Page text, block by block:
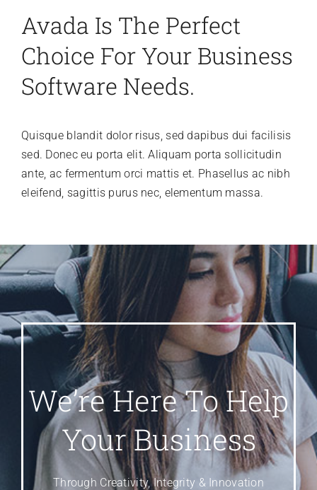
Avada Is The Perfect
Choice For Your Business
Software Needs.
Quisque blandit dolor risus, sed dapibus dui facilisis
sed. Donec eu porta elit. Aliquam porta sollicitudin
ante, ac fermentum orci mattis et. Phasellus ac nibh
eleifend, sagittis purus nec, elementum massa.
We’re Here To Help
Your Business
Through Creativity, Integrity & Innovation